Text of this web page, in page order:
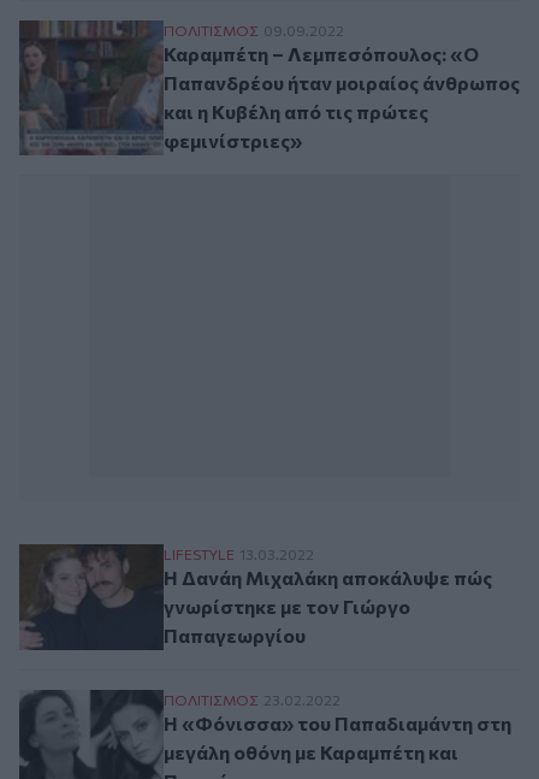
Καραμπέτη – Λεμπεσόπουλος: «Ο
ΠΟΛΙΤΙΣΜΟΣ 09.09.2022
Καραμπέτη – Λεμπεσόπουλος: «Ο
Παπανδρέου ήταν μοιραίος άνθρωπος
και η Κυβέλη από τις πρώτες
φεμινίστριες»
Η Δανάη Μιχαλάκη αποκάλυψε πώς
LIFESTYLE 13.03.2022
Η Δανάη Μιχαλάκη αποκάλυψε πώς
γνωρίστηκε με τον Γιώργο
Παπαγεωργίου
Η «Φόνισσα» του Παπαδιαμάντη στη
ΠΟΛΙΤΙΣΜΟΣ 23.02.2022
Η «Φόνισσα» του Παπαδιαμάντη στη
μεγάλη οθόνη με Καραμπέτη και